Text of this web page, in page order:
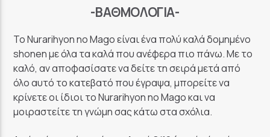
-ΒΑΘΜΟΛΟΓΊΑ-
Το Nurarihyon no Mago είναι ένα πολύ καλά δομημένο
shonen με όλα τα καλά που ανέφερα πιο πάνω. Με το
καλό, αν αποφασίσατε να δείτε τη σειρά μετά από
όλο αυτό το κατεβατό που έγραψα, μπορείτε να
κρίνετε οι ίδιοι το Nurarihyon no Mago και να
μοιραστείτε τη γνώμη σας κάτω στα σχόλια.